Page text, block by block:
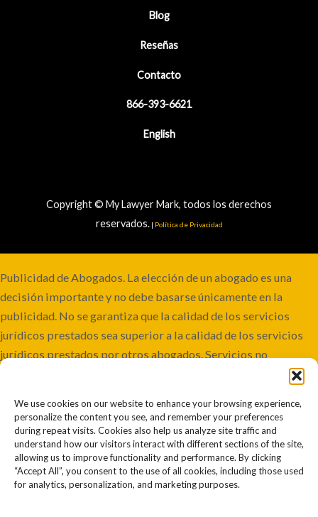
We use cookies on our website to enhance your browsing experience,
personalize the content you see, and remember your preferences
during repeat visits. Cookies also help us analyze site traffic and
understand how our visitors interact with different sections of the site,
allowing us to improve functionality and performance. By clicking
“Accept All”, you consent to the use of all cookies, including those used
for analytics, personalization, and marketing purposes.
Blog
Reseñas
Contacto
866-393-6621
English
Copyright © My Lawyer Mark, todos los derechos
reservados.| Política de Privacidad
Publicidad de Abogados. La elección de un abogado es una
decisión importante y no debe basarse únicamente en la
publicidad. No se garantiza que la calidad de los servicios
jurídicos prestados sea superior a la calidad de los servicios
jurídicos prestados por otros abogados. Servicios no
disponibles en todas las jurisdicciones. Aunque este bufete
involucrar a co-abogados o ser remitidos a otros bufetes.
Resultados pasados o anteriores no garantizan resultados
futuros o similares. Cada caso es diferente y debe juzgarse por
sus propios méritos. La información contenida en este sitio
web no debe interpretarse como asesoramiento jurídico. El